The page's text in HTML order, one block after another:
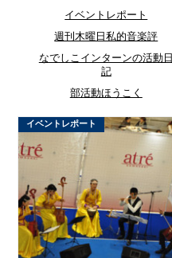
イベントレポート
週刊木曜日私的音楽評
なでしこインターンの活動日
記
部活動ほうこく
イベントレポート